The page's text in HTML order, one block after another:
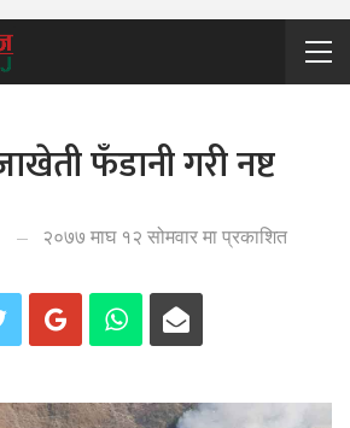
फँडानी गरी नष्ट
२०७७ माघ १२ सोमवार मा प्रकाशित